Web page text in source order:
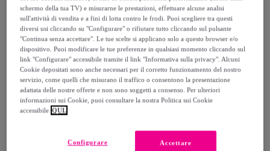
Consegna: tra il18/08e il21/08
Come funziona?
Dettagli del prodotto
schermo della tua TV) e misurarne le prestazioni, effettuare alcune analisi
sull'attività di vendita e a fini di lotta contro le frodi. Puoi scegliere tra questi
diversi usi cliccando su "Configurare" o rifiutare tutto cliccando sul pulsante
"Continua senza accettare". Le tue scelte si applicano solo a questo browser e/o
dispositivo. Puoi modificare le tue preferenze in qualsiasi momento cliccando sul
link "Configurare" accessibile tramite il link "Informativa sulla privacy". Alcuni
Cookie depositati sono anche necessari per il corretto funzionamento del nostro
servizio, come quelli che misurano il traffico o consentono la presentazione
adattata delle nostre offerte e non sono soggetti a consenso. Per ulteriori
informazioni sui Cookie, puoi consultare la nostra Politica sui Cookie
accessibile QUI.
Accettare
Configurare